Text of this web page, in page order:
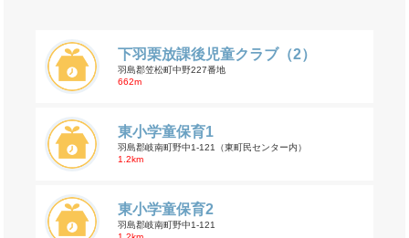
下羽栗放課後児童クラブ（2）
羽島郡笠松町中野227番地
662m
東小学童保育1
羽島郡岐南町野中1-121（東町民センター内）
1.2km
東小学童保育2
羽島郡岐南町野中1-121